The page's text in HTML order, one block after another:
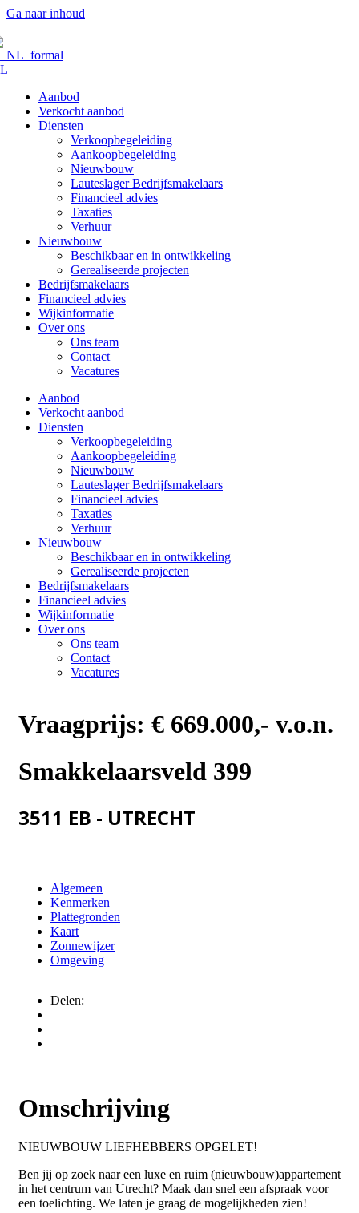
Ga naar inhoud
Aanbod
Verkocht aanbod
Diensten
Verkoopbegeleiding
Aankoopbegeleiding
Nieuwbouw
Lauteslager Bedrijfsmakelaars
Financieel advies
Taxaties
Verhuur
Nieuwbouw
Beschikbaar en in ontwikkeling
Gerealiseerde projecten
Bedrijfsmakelaars
Financieel advies
Wijkinformatie
Over ons
Ons team
Contact
Vacatures
Aanbod
Verkocht aanbod
Diensten
Verkoopbegeleiding
Aankoopbegeleiding
Nieuwbouw
Lauteslager Bedrijfsmakelaars
Financieel advies
Taxaties
Verhuur
Nieuwbouw
Beschikbaar en in ontwikkeling
Gerealiseerde projecten
Bedrijfsmakelaars
Financieel advies
Wijkinformatie
Over ons
Ons team
Contact
Vacatures
Vraagprijs: € 669.000,- v.o.n.
Smakkelaarsveld 399
3511 EB - UTRECHT
Algemeen
Kenmerken
Plattegronden
Kaart
Zonnewijzer
Omgeving
Delen:
Omschrijving
NIEUWBOUW LIEFHEBBERS OPGELET!
Ben jij op zoek naar een luxe en ruim (nieuwbouw)appartement
in het centrum van Utrecht? Maak dan snel een afspraak voor
een toelichting. We laten je graag de mogelijkheden zien!